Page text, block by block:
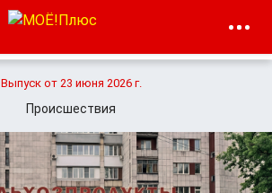
Выпуск от 23 июня 2026 г.
Происшествия